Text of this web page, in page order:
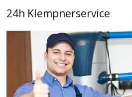
24h Klempnerservice